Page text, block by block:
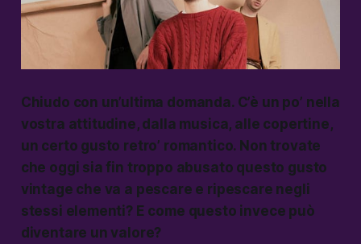
Chiudo con un’ultima domanda. C’è un po’ nella
vostra attitudine, dalla musica, alle copertine,
un certo gusto retro’ romantico. Non trovate
che oggi sia fin troppo abusato questo gusto
vintage che va a pescare e ripescare negli
stessi elementi? E come questo invece può
diventare un valore?